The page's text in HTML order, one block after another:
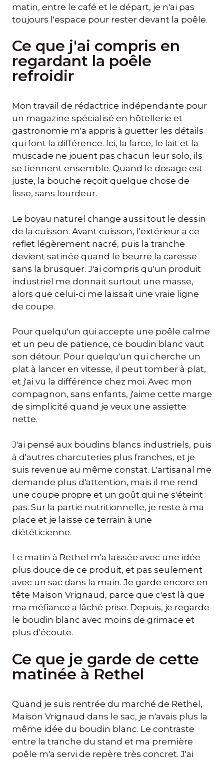
matin, entre le café et le départ, je n'ai pas
toujours l'espace pour rester devant la poêle.
Ce que j'ai compris en
regardant la poêle
refroidir
Mon travail de rédactrice indépendante pour
un magazine spécialisé en hôtellerie et
gastronomie m'a appris à guetter les détails
qui font la différence. Ici, la farce, le lait et la
muscade ne jouent pas chacun leur solo, ils
se tiennent ensemble. Quand le dosage est
juste, la bouche reçoit quelque chose de
lisse, sans lourdeur.
Le boyau naturel change aussi tout le dessin
de la cuisson. Avant cuisson, l'extérieur a ce
reflet légèrement nacré, puis la tranche
devient satinée quand le beurre la caresse
sans la brusquer. J'ai compris qu'un produit
industriel me donnait surtout une masse,
alors que celui-ci me laissait une vraie ligne
de coupe.
Pour quelqu'un qui accepte une poêle calme
et un peu de patience, ce boudin blanc vaut
son détour. Pour quelqu'un qui cherche un
plat à lancer en vitesse, il peut tomber à plat,
et j'ai vu la différence chez moi. Avec mon
compagnon, sans enfants, j'aime cette marge
de simplicité quand je veux une assiette
nette.
J'ai pensé aux boudins blancs industriels, puis
à d'autres charcuteries plus franches, et je
suis revenue au même constat. L'artisanal me
demande plus d'attention, mais il me rend
une coupe propre et un goût qui ne s'éteint
pas. Sur la partie nutritionnelle, je reste à ma
place et je laisse ce terrain à une
diététicienne.
Le matin à Rethel m'a laissée avec une idée
plus douce de ce produit, et pas seulement
avec un sac dans la main. Je garde encore en
tête Maison Vrignaud, parce que c'est là que
ma méfiance a lâché prise. Depuis, je regarde
le boudin blanc avec moins de grimace et
plus d'écoute.
Ce que je garde de cette
matinée à Rethel
Quand je suis rentrée du marché de Rethel,
Maison Vrignaud dans le sac, je n'avais plus la
même idée du boudin blanc. Le contraste
entre la tranche du stand et ma première
poêle m'a servi de repère très concret. J'ai